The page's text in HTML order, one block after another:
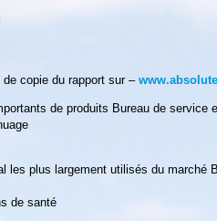
copie du rapport sur –
de produits Bureau de service
les plus largement utilisés du marché
de santé